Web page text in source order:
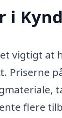
i
vigtigt at
Priserne
flere